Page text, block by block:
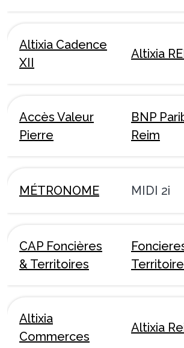
Altixia Cadence
XII
Altixia
Accès Valeur
Pierre
BNP
Reim
MÉTRONOME MIDI 2i
CAP Foncières
& Territoires
Altixia
Commerces
Altixia